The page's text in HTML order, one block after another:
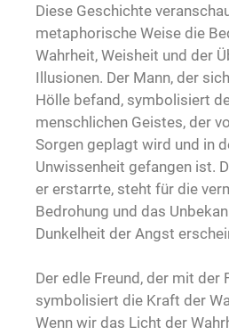
Diese Geschichte
metaphorische Weise die
Wahrheit, Weisheit und der
Illusionen. Der Mann, der
Hölle befand, symbolisiert
menschlichen Geistes, der
Sorgen geplagt wird und in
Unwissenheit gefangen ist.
er erstarrte, steht für die
Bedrohung und das
Dunkelheit der Angst
Der edle Freund, der mit der
symbolisiert die Kraft der
Wenn wir das Licht der